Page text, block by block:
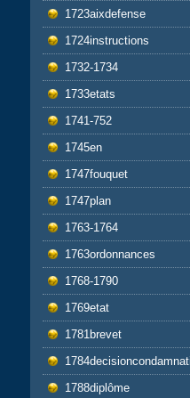
1723aixdefense
1724instructions
1732-1734
1733etats
1741-752
1745en
1747fouquet
1747plan
1763-1764
1763ordonnances
1768-1790
1769etat
1781brevet
1788diplôme